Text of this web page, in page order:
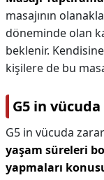
masajının
döneminde olan
beklenir.
kişilere de bu
G5 in vücuda
G5 in vücuda
yaşam süreleri
yapmaları